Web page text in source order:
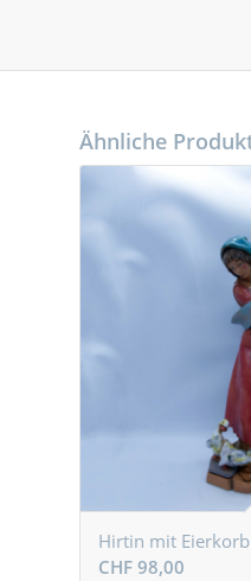
Ähnliche
Hirtin mit
CHF 98,00